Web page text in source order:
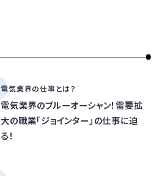
電気業界の仕事とは？
電気業界のブルーオーシャン！需要拡
大の職業「ジョインター」の仕事に迫
る！